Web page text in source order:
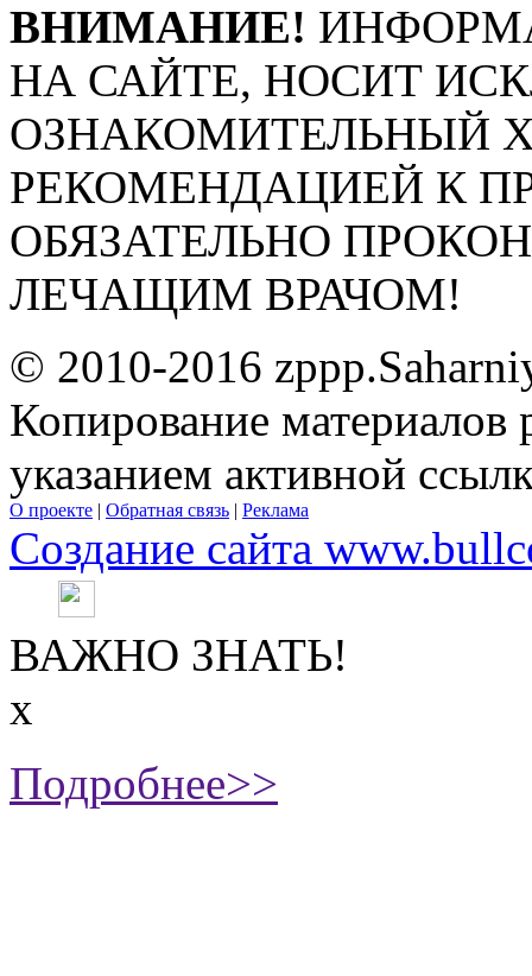
ВНИМАНИЕ!
НА САЙТЕ, НОСИТ
ОЗНАКОМИТЕЛЬНЫЙ
РЕКОМЕНДАЦИЕЙ К
ОБЯЗАТЕЛЬНО
ЛЕЧАЩИМ ВРАЧОМ!
© 2010-2016
Копирование материалов
указанием активной
О проекте | Обратная связь | Реклама
Создание сайта
ВАЖНО ЗНАТЬ!
х
Подробнее>>